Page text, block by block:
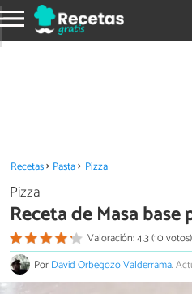
Recetas Pasta Pizza
Pizza
Receta de Masa base
Valoración: 4.3 (10 votos)
PorDavid Orbegozo Valderrama.